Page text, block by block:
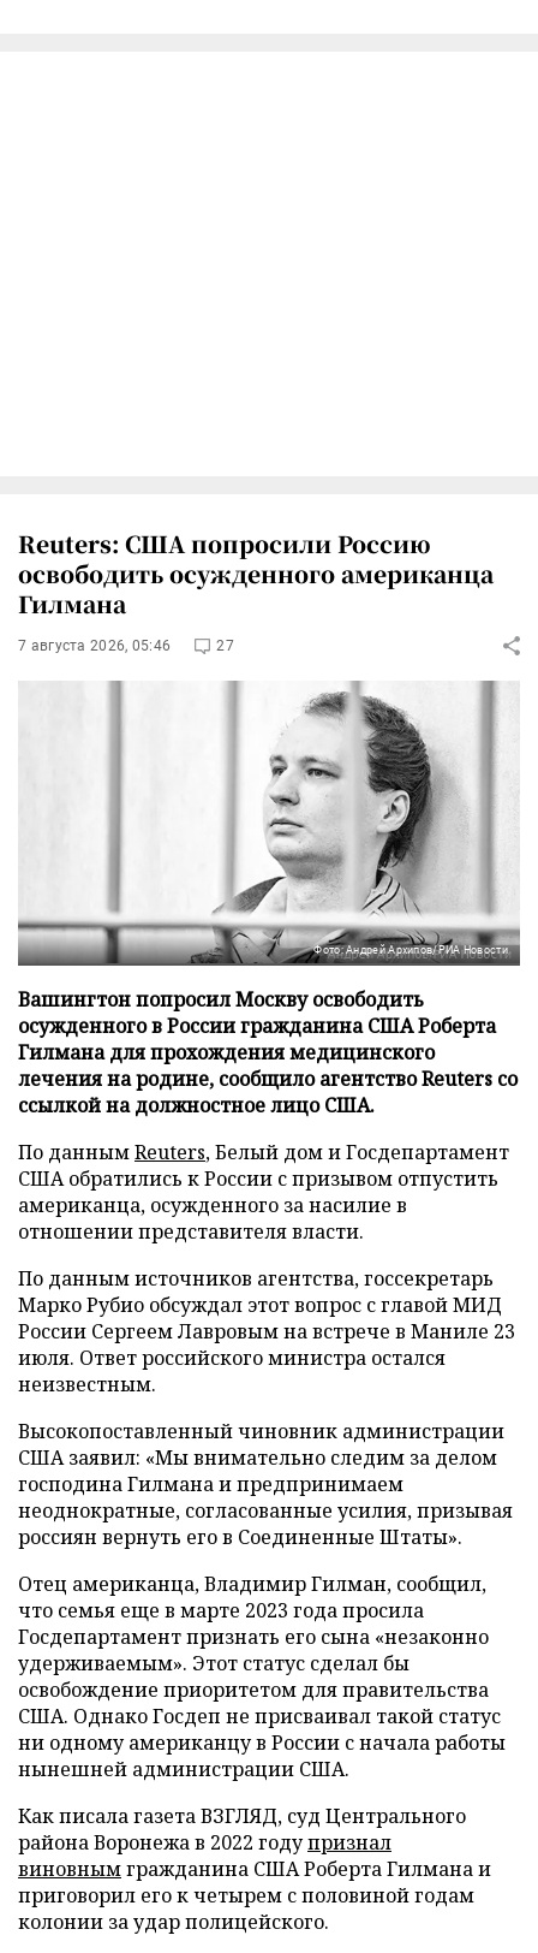
Reuters: США попросили Россию
освободить осужденного американца
Гилмана
7 августа 2026, 05:46 27
Фото: Андрей Архипов/РИА Новости
Вашингтон попросил Москву освободить
осужденного в России гражданина США Роберта
Гилмана для прохождения медицинского
лечения на родине, сообщило агентство Reuters со
ссылкой на должностное лицо США.
По даннымReuters, Белый дом и Госдепартамент
США обратились к России с призывом отпустить
американца, осужденного за насилие в
отношении представителя власти.
По данным источников агентства, госсекретарь
Марко Рубио обсуждал этот вопрос с главой МИД
России Сергеем Лавровым на встрече в Маниле 23
июля. Ответ российского министра остался
неизвестным.
Высокопоставленный чиновник администрации
США заявил: «Мы внимательно следим за делом
господина Гилмана и предпринимаем
неоднократные, согласованные усилия, призывая
россиян вернуть его в Соединенные Штаты».
Отец американца, Владимир Гилман, сообщил,
что семья еще в марте 2023 года просила
Госдепартамент признать его сына «незаконно
удерживаемым». Этот статус сделал бы
освобождение приоритетом для правительства
США. Однако Госдеп не присваивал такой статус
ни одному американцу в России с начала работы
нынешней администрации США.
Как писала газета ВЗГЛЯД, суд Центрального
района Воронежа в 2022 годупризнал
виновнымгражданина США Роберта Гилмана и
приговорил его к четырем с половиной годам
колонии за удар полицейского.